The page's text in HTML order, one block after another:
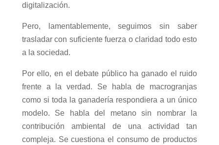
digitalización.
Pero, lamentablemente, seguimos sin saber
trasladar con suficiente fuerza o claridad todo esto
a la sociedad.
Por ello, en el debate público ha ganado el ruido
frente a la verdad. Se habla de macrogranjas
como si toda la ganadería respondiera a un único
modelo. Se habla del metano sin nombrar la
contribución ambiental de una actividad tan
compleja. Se cuestiona el consumo de productos